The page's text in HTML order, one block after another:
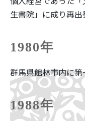
生書院」に成り再出
1980年
群馬県館林市内に第
1988年